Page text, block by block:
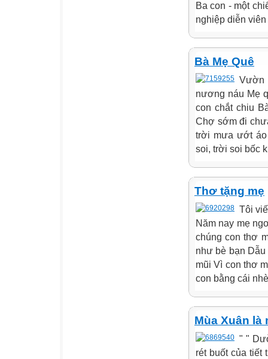
Ba con - một
nghiệp diễn
Bà Mẹ Quê
Vườn
nương náu Mẹ
con chắt chiu
Chợ sớm đi
trời mưa ướt áo
soi, trời soi bốc
Thơ tặng mẹ
Tôi
Năm nay mẹ
chúng con thơ
như bè bạn Dẫu
mũi Vì con thơ
con bằng cái
Mùa Xuân là
" "
rét buốt của tiết